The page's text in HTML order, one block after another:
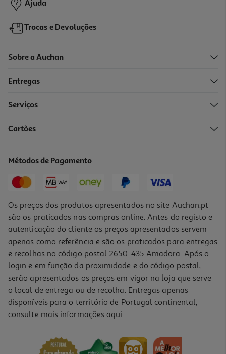
Ajuda
Trocas e Devoluções
Sobre a Auchan
Entregas
Serviços
Cartões
Métodos de Pagamento
Os preços dos produtos apresentados no site Auchan.pt
são os praticados nas compras online. Antes do registo e
autenticação do cliente os preços apresentados servem
apenas como referência e são os praticados para entregas
e recolhas no código postal 2650-435 Amadora. Após o
login e em função da proximidade e do código postal,
serão apresentados os preços em vigor na loja que serve
o local de entrega ou de recolha. Entregas apenas
disponíveis para o território de Portugal continental,
consulte mais informações aqui.